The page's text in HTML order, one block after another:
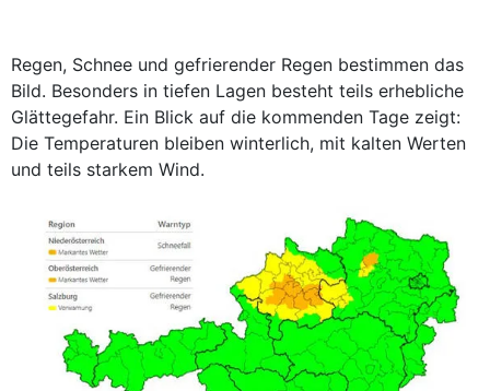
Regen, Schnee und gefrierender Regen bestimmen das
Bild. Besonders in tiefen Lagen besteht teils erhebliche
Glättegefahr. Ein Blick auf die kommenden Tage zeigt:
Die Temperaturen bleiben winterlich, mit kalten Werten
und teils starkem Wind.